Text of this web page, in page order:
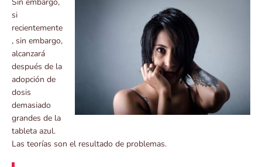
si
recientemente
, sin embargo,
alcanzará
después de la
adopción de
dosis
demasiado
grandes de la
tableta azul.
Las teorías son el resultado de problemas.